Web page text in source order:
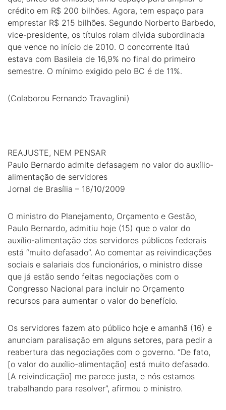
crédito em R$ 200 bilhões. Agora, tem espaço para
emprestar R$ 215 bilhões. Segundo Norberto Barbedo,
vice-presidente, os títulos rolam dívida subordinada
que vence no início de 2010. O concorrente Itaú
estava com Basileia de 16,9% no final do primeiro
semestre. O mínimo exigido pelo BC é de 11%.
(Colaborou Fernando Travaglini)
REAJUSTE, NEM PENSAR
Paulo Bernardo admite defasagem no valor do auxílio-
alimentação de servidores
Jornal de Brasília – 16/10/2009
O ministro do Planejamento, Orçamento e Gestão,
Paulo Bernardo, admitiu hoje (15) que o valor do
auxílio-alimentação dos servidores públicos federais
está “muito defasado”. Ao comentar as reivindicações
sociais e salariais dos funcionários, o ministro disse
que já estão sendo feitas negociações com o
Congresso Nacional para incluir no Orçamento
recursos para aumentar o valor do benefício.
Os servidores fazem ato público hoje e amanhã (16) e
anunciam paralisação em alguns setores, para pedir a
reabertura das negociações com o governo. “De fato,
[o valor do auxílio-alimentação] está muito defasado.
[A reivindicação] me parece justa, e nós estamos
trabalhando para resolver”, afirmou o ministro.